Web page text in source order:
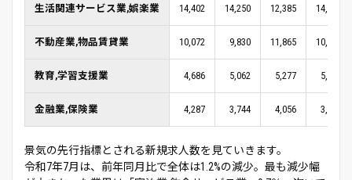
生活関連サービス業,娯楽業 14,402 14,250 12,385 14,521
不動産業,物品賃貸業 10,072 9,830 11,865 10,094
教育,学習支援業 4,686 5,062 5,277 5,066
金融業,保険業 4,287 3,744 4,056 3,875
景気の先行指標とされる新規求人数を見ていきます。
令和7年7月は、前年同月比で全体は1.2%の減少。最も減少幅